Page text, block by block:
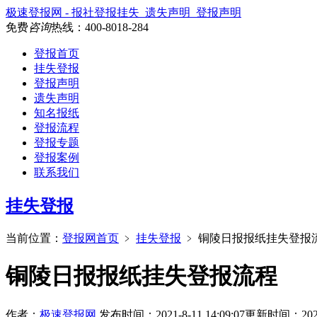
极速登报网 - 报社登报挂失_遗失声明_登报声明
免费咨询热线： 400-8018-284
登报首页
挂失登报
登报声明
遗失声明
知名报纸
登报流程
登报专题
登报案例
联系我们
挂失登报
当前位置： 登报网首页 ﹥ 挂失登报 ﹥ 铜陵日报报纸挂失登报
铜陵日报报纸挂失登报流程
作者： 极速登报网 发布时间：2021-8-11 14:09:07更新时间：